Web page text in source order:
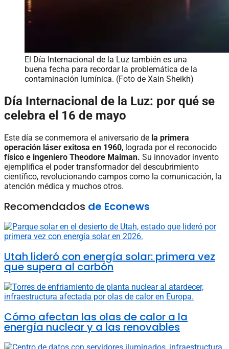
El Día Internacional de la Luz también es una
buena fecha para recordar la problemática de la
contaminación lumínica. (Foto de Xain Sheikh)
Día Internacional de la Luz: por qué se
celebra el 16 de mayo
Este día se conmemora el aniversario de la primera
operación láser exitosa en 1960, lograda por el reconocido
físico e ingeniero Theodore Maiman. Su innovador invento
ejemplifica el poder transformador del descubrimiento
científico, revolucionando campos como la comunicación, la
atención médica y muchos otros.
Recomendados de Econews
Utah lideró con energía solar: primera vez
que supera al carbón
Cómo afectan las olas de calor a la
energía nuclear y a las renovables